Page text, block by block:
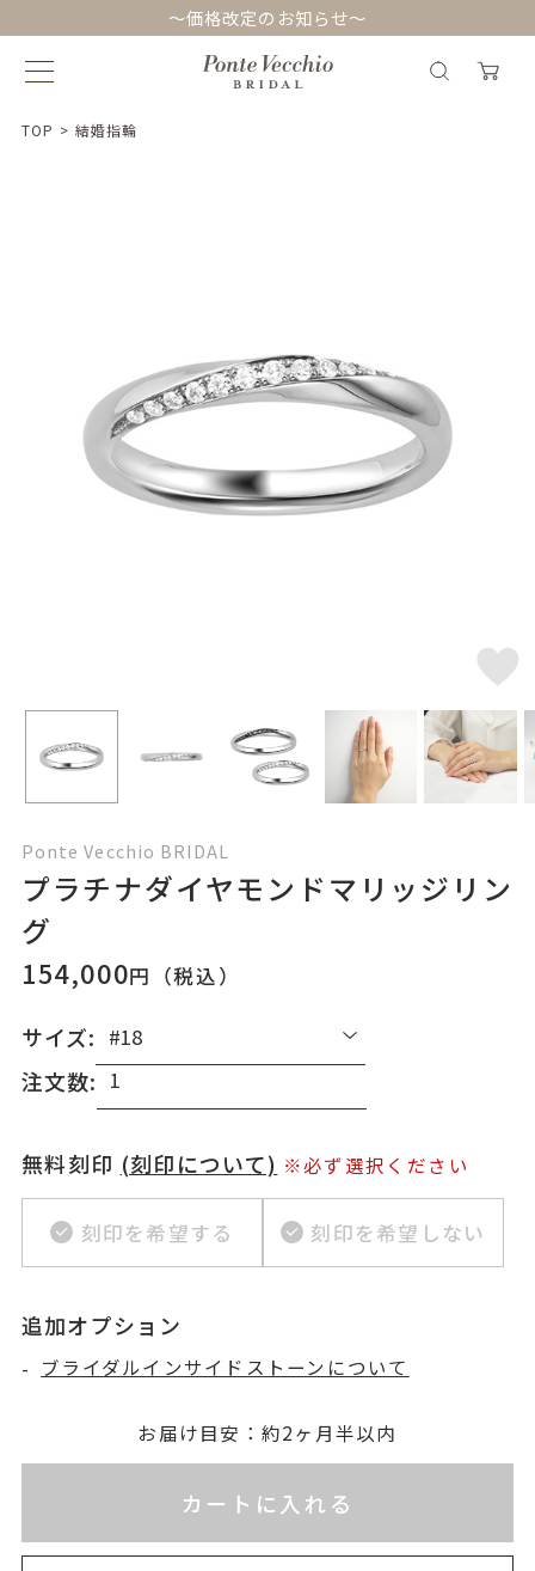
～価格改定のお知らせ～
TOP > 結婚指輪
Ponte Vecchio BRIDAL
プラチナダイヤモンドマリッジリン
グ
154,000円（税込）
サイズ:
注文数:
無料刻印 (刻印について) ※必ず選択ください
刻印を希望する 刻印を希望しない
追加オプション
- ブライダルインサイドストーンについて
お届け目安：約2ヶ月半以内
カートに入れる